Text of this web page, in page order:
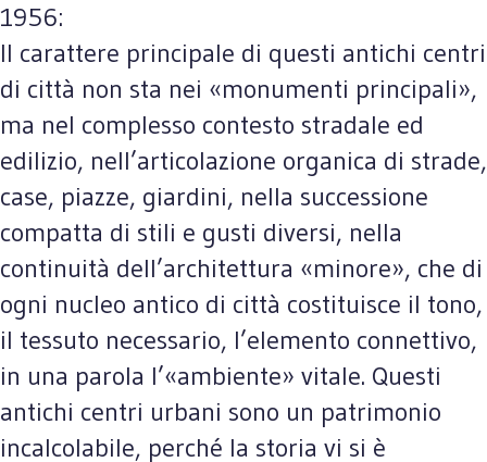
1956:
Il carattere principale di questi antichi centri
di città non sta nei «monumenti principali»,
ma nel complesso contesto stradale ed
edilizio, nell’articolazione organica di strade,
case, piazze, giardini, nella successione
compatta di stili e gusti diversi, nella
continuità dell’architettura «minore», che di
ogni nucleo antico di città costituisce il tono,
il tessuto necessario, l’elemento connettivo,
in una parola l’«ambiente» vitale. Questi
antichi centri urbani sono un patrimonio
incalcolabile, perché la storia vi si è